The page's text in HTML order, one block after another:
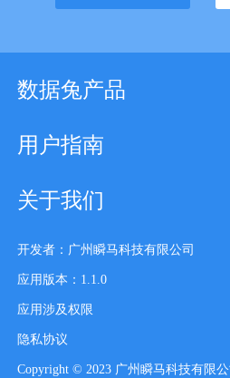
数据兔产品
用户指南
关于我们
开发者：广州瞬马科技有限公司
应用版本：1.1.0
应用涉及权限
隐私协议
Copyright © 2023 广州瞬马科技有限